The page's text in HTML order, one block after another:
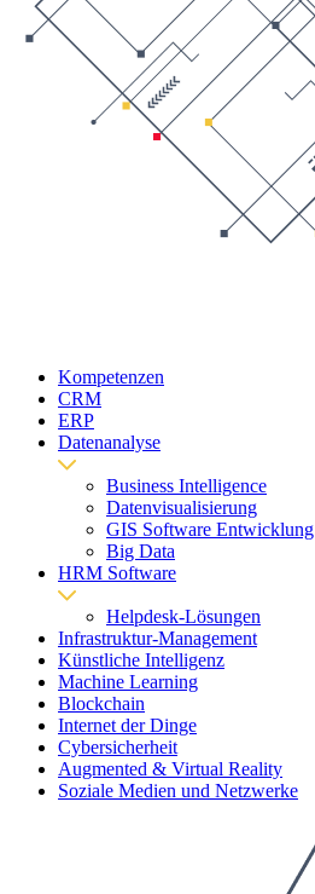
Kompetenzen
CRM
ERP
Datenanalyse
Business Intelligence
Datenvisualisierung
GIS Software Entwicklung
Big Data
HRM Software
Helpdesk-Lösungen
Infrastruktur-Management
Künstliche Intelligenz
Machine Learning
Blockchain
Internet der Dinge
Cybersicherheit
Augmented & Virtual Reality
Soziale Medien und Netzwerke